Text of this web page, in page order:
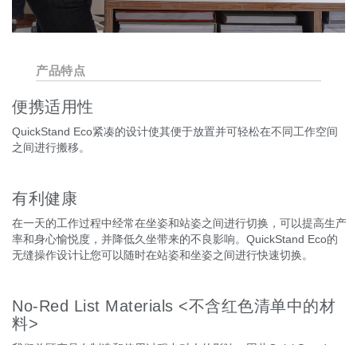
产品特点
便携适用性
QuickStand Eco紧凑的设计使其便于放置并可轻松在不同工作空间
之间进行搬移。
有利健康
在一天的工作过程中经常在坐姿和站姿之间进行切换，可以提高生产
率和身心愉悦度，并降低久坐带来的不良影响。QuickStand Eco的
无缝操作设计让您可以随时在站姿和坐姿之间进行快速切换。
No-Red List Materials <不含红色清单中的材
料>